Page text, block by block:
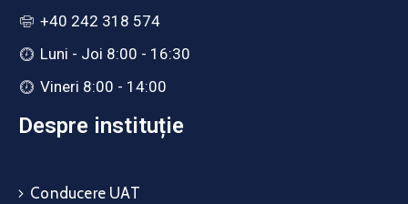
+40 242 318 574
Luni - Joi 8:00 - 16:30
Vineri 8:00 - 14:00
Despre instituție
Conducere UAT